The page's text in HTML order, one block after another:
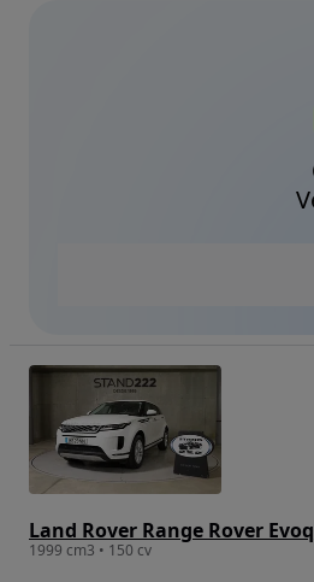
Land Rover Range Rover
1999 cm3 • 150 cv